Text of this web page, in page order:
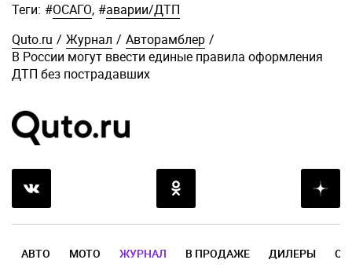
Теги: #ОСАГО, #аварии/ДТП
Quto.ru / Журнал / Авторамблер /
В России могут ввести единые правила оформления
ДТП без пострадавших
АВТО МОТО ЖУРНАЛ В ПРОДАЖЕ ДИЛЕРЫ